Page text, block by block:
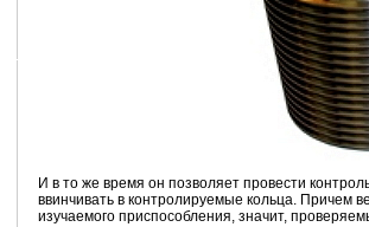
И в то же время он позволяет провести
ввинчивать в контролируемые кольца. Причем
изучаемого приспособления, значит,